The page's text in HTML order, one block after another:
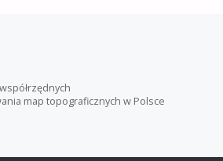
map topograficznych w Polsce